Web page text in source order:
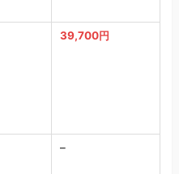
39,700円
–